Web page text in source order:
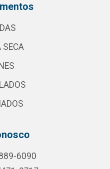
SECA
6090